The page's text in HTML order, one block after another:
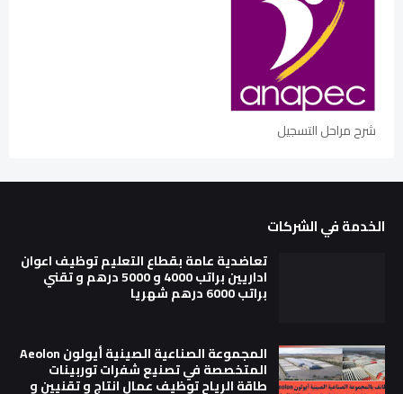
شرح مراحل التسجيل
الخدمة في الشركات
تعاضدية عامة بقطاع التعليم توظيف اعوان
اداريين براتب 4000 و 5000 درهم و تقني
براتب 6000 درهم شهريا
المجموعة الصناعية الصينية أيولون Aeolon
المتخصصة في تصنيع شفرات توربينات
طاقة الرياح توظيف عمال انتاج و تقنيين و